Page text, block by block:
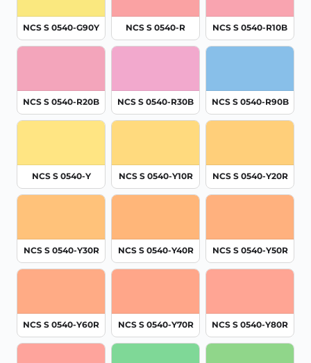
NCS S 0540-G90Y NCS S 0540-R NCS S 0540-R10B
NCS S 0540-R20B NCS S 0540-R30B NCS S 0540-R90B
NCS S 0540-Y NCS S 0540-Y10R NCS S 0540-Y20R
NCS S 0540-Y30R NCS S 0540-Y40R NCS S 0540-Y50R
NCS S 0540-Y60R NCS S 0540-Y70R NCS S 0540-Y80R